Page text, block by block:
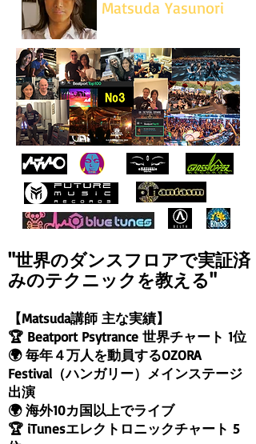
​Matsuda Yasunori
"世界のダンスフロアで実証済
みのテクニックを教える"
【Matsuda講師 主な実績】
🏆 Beatport Psytrance 世界チャート 1位
🌍 毎年４万人を動員するOZORA
Festival（ハンガリー）メインステージ
出演
🌍 海外10カ国以上でライブ
🏆 iTunesエレクトロニックチャート 5